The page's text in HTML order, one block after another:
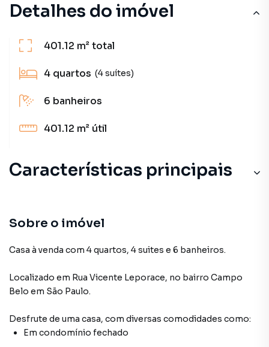
Detalhes do imóvel
401.12 m²total
4 quartos (4 suítes)
6 banheiros
401.12 m² útil
Características principais
Sobre o imóvel
Casa à venda com 4 quartos, 4 suites e 6 banheiros.
Localizado em Rua Vicente Leporace, no bairro Campo
Belo em São Paulo.
Desfrute de uma casa, com diversas comodidades como:
Em condomínio fechado